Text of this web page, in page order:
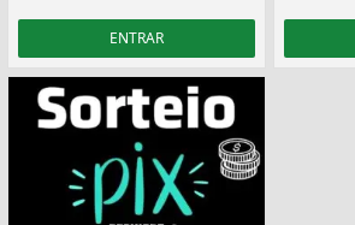
ENTRAR